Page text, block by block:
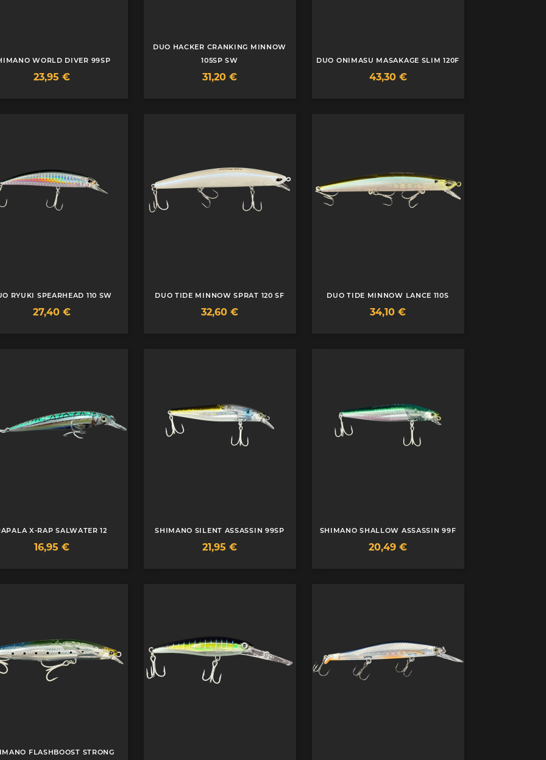
WORLD DIVER 99SP
Prix
23,95 €
DUO HACKER CRANKING MINNOW
105SP SW
Prix
31,20 €
DUO ONIMASU MASAKAGE SLIM 120F
Prix
43,30 €
RYUKI SPEARHEAD 110 SW
Prix
27,40 €
DUO TIDE MINNOW SPRAT 120 SF
Prix
32,60 €
DUO TIDE MINNOW LANCE 110S
Prix
34,10 €
X-RAP SALWATER 12
Prix
16,95 €
SHIMANO SILENT ASSASSIN 99SP
Prix
21,95 €
SHIMANO SHALLOW ASSASSIN 99F
Prix
20,49 €
FLASHBOOST STRONG